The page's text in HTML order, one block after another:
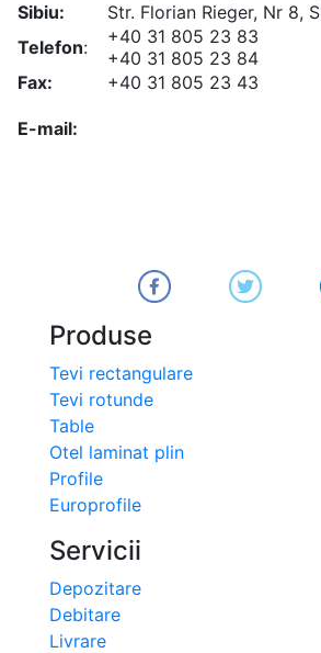
Sibiu:
Str. Florian Rieger, Nr 8,
Telefon:
+40 31 805 23 83
+40 31 805 23 84
Fax:
+40 31 805 23 43
E-mail:
Produse
Tevi rectangulare
Tevi rotunde
Table
Otel laminat plin
Profile
Europrofile
Servicii
Depozitare
Debitare
Livrare